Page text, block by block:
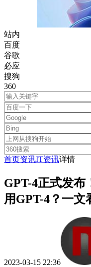
站内
百度
谷歌
必应
搜狗
360
首页资讯IT资讯详情
GPT-4正式发布
用GPT-4？一文
2023-03-15 22:36